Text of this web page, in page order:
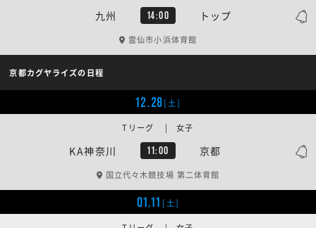
九州 14:00 トップ
雲仙市小浜体育館
京都カグヤライズの日程
12.28[土]
KA神奈川 11:00 京都
Tリーグ | 女子
国立代々木競技場 第二体育館
01.11 [土]